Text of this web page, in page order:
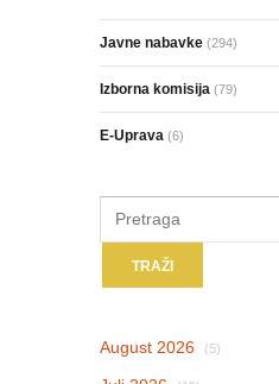
Javne nabavke (294)
Izborna komisija (79)
E-Uprava (6)
August 2026 (5)